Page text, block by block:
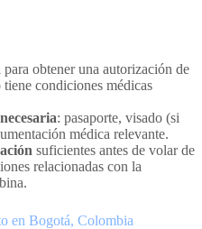
obtener una autorización de
condiciones médicas
: pasaporte, visado (si
médica relevante.
suficientes antes de volar de
relacionadas con la
en Bogotá, Colombia